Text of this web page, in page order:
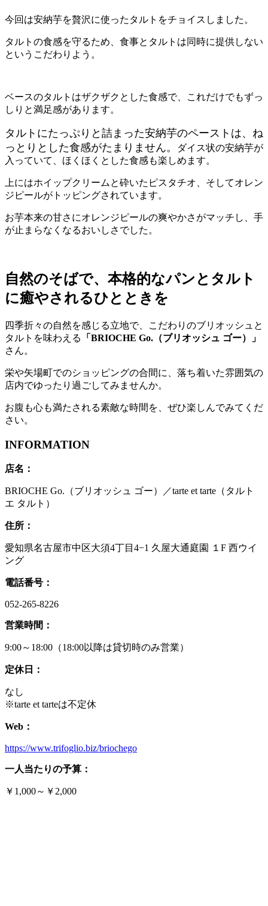
今回は安納芋を贅沢に使ったタルトをチョイスしました。
タルトの食感を守るため、食事とタルトは同時に提供しない
というこだわりよう。
ベースのタルトはザクザクとした食感で、これだけでもずっ
しりと満足感があります。
タルトにたっぷりと詰まった安納芋のペーストは、ね
っとりとした食感がたまりません。
ダイス状の安納芋が
入っていて、ほくほくとした食感も楽しめます。
上にはホイップクリームと砕いたピスタチオ、そしてオレン
ジピールがトッピングされています。
お芋本来の甘さにオレンジピールの爽やかさがマッチし、手
が止まらなくなるおいしさでした。
自然のそばで、本格的なパンとタルト
に癒やされるひとときを
四季折々の自然を感じる立地で、こだわりのブリオッシュと
タルトを味わえる
「BRIOCHE Go.（ブリオッシュ ゴー）」
さん。
栄や矢場町でのショッピングの合間に、落ち着いた雰囲気の
店内でゆったり過ごしてみませんか。
お腹も心も満たされる素敵な時間を、ぜひ楽しんでみてくだ
さい。
INFORMATION
店名：
BRIOCHE Go.（ブリオッシュ ゴー）／tarte et tarte（タルト
エ タルト）
住所：
愛知県名古屋市中区大須4丁目4−1 久屋大通庭園 １F 西ウイ
ング
電話番号：
052-265-8226
営業時間：
9:00～18:00（18:00以降は貸切時のみ営業）
定休日：
なし
※tarte et tarteは不定休
Web：
https://www.trifoglio.biz/briochego
一人当たりの予算：
￥1,000～￥2,000